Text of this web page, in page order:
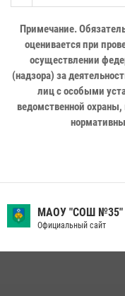
Примечание.
оценивается при
осуществлении
(надзора) за
лиц с особыми
ведомственной
МАОУ "СОШ №35"
Официальный сайт